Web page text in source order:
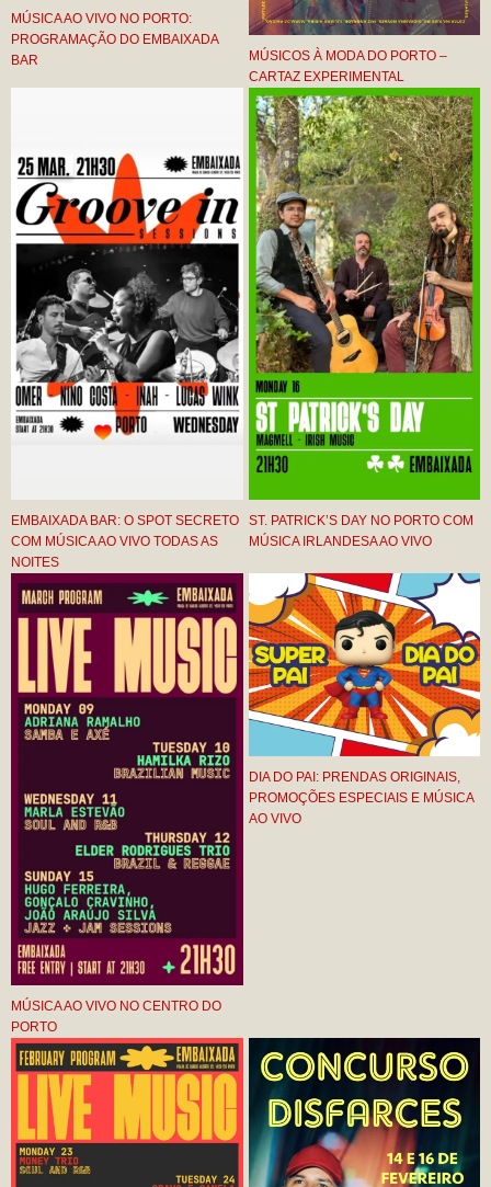
MÚSICA AO VIVO NO PORTO:
PROGRAMAÇÃO DO EMBAIXADA
BAR
MÚSICOS À MODA DO PORTO –
CARTAZ EXPERIMENTAL
EMBAIXADA BAR: O SPOT SECRETO
COM MÚSICA AO VIVO TODAS AS
NOITES
ST. PATRICK’S DAY NO PORTO COM
MÚSICA IRLANDESA AO VIVO
MÚSICA AO VIVO NO CENTRO DO
PORTO
DIA DO PAI: PRENDAS ORIGINAIS,
PROMOÇÕES ESPECIAIS E MÚSICA
AO VIVO